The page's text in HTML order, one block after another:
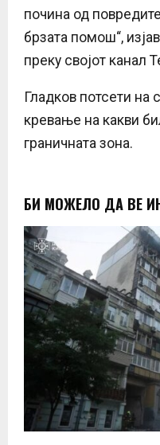
почина од
брзата помош“,
преку својот канал
Гладков потсети на
кревање на какви
граничната зона.
БИ МОЖЕЛО ДА ВЕ